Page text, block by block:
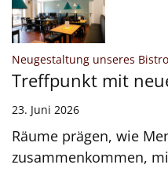
Neugestaltung unseres
Treffpunkt mit
23. Juni 2026
Räume prägen, wie
zusammenkommen,